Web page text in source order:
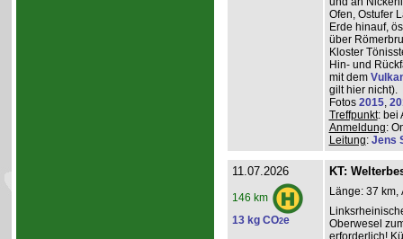
Ofen, Ostufer
Erde hinauf,
über
Kloster
Hin- und
mit dem
gilt hier nicht).
Fotos 2015,
Treffpunkt: bei
Anmeldung:
Leitung: Jens
11.07.2026
146 km
13 kg CO2e
KT:
Länge: 37 km,
Oberwesel
erforderlich!